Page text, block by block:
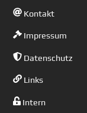
Kontakt
Impressum
Datenschutz
Links
Intern